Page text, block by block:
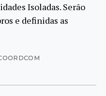
Isoladas. Serão
e definidas as